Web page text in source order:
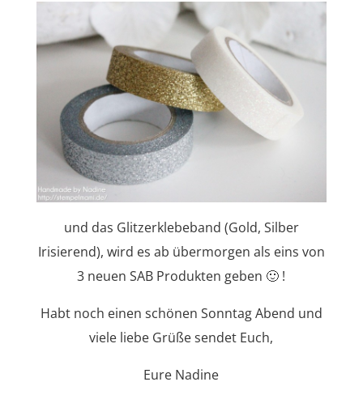
und das Glitzerklebeband (Gold, Silber
Irisierend), wird es ab übermorgen als eins von
3 neuen SAB Produkten geben 🙂 !
Habt noch einen schönen Sonntag Abend und
viele liebe Grüße sendet Euch,
Eure Nadine